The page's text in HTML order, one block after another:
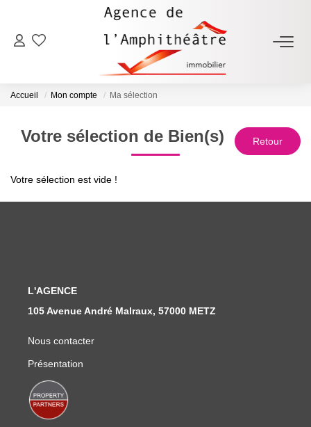
ACHETER
ESTIMER
Nous Rejoindre
Accueil Mon compte Ma sélection
Votre sélection de Bien(s)
Votre sélection est vide !
L'AGENCE
105 Avenue André Malraux, 57000 METZ
Nous contacter
Présentation